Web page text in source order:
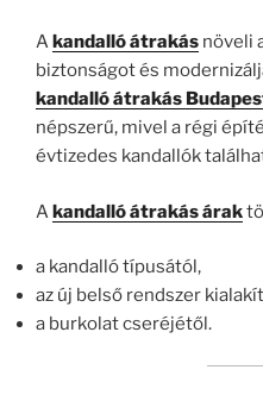
Akandalló átrakás növeli
biztonságot és
kandalló átrakás
népszerű, mivel a régi
évtizedes kandallók
Akandalló átrakás árak
a kandalló típusától,
az új belső rendszer
a burkolat cseréjétől.